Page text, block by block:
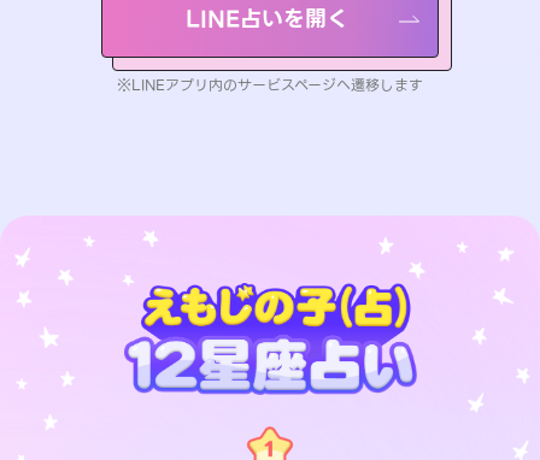
LINE占いを開く
※LINEアプリ内のサービスページへ遷移します